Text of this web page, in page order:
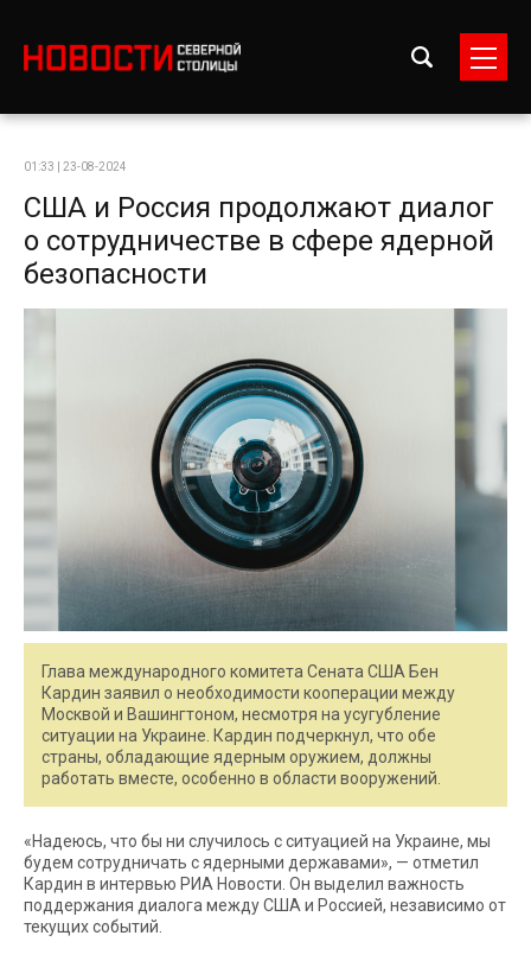
01:33 | 23-08-2024
США и Россия продолжают диалог
о сотрудничестве в сфере ядерной
безопасности
Глава международного комитета Сената США Бен
Кардин заявил о необходимости кооперации между
Москвой и Вашингтоном, несмотря на усугубление
ситуации на Украине. Кардин подчеркнул, что обе
страны, обладающие ядерным оружием, должны
работать вместе, особенно в области вооружений.
«Надеюсь, что бы ни случилось с ситуацией на Украине, мы
будем сотрудничать с ядерными державами», — отметил
Кардин в интервью РИА Новости. Он выделил важность
поддержания диалога между США и Россией, независимо от
текущих событий.